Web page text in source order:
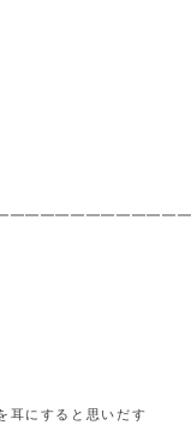
耳にすると思いだす